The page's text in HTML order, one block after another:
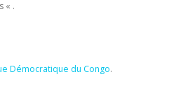
« .
Démocratique du Congo.